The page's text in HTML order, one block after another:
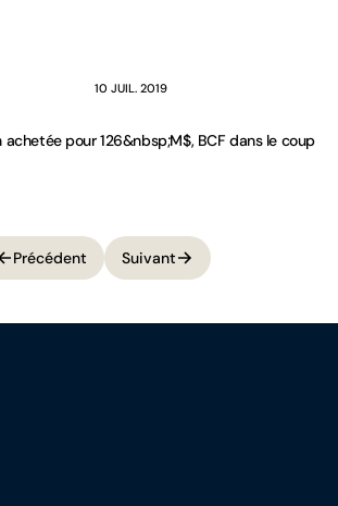
10 JUIL. 2019
achetée pour 126&nbsp;M$, BCF dans le coup
Précédent Suivant